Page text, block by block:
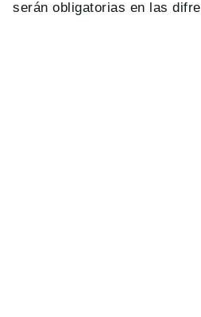
serán obligatorias en las